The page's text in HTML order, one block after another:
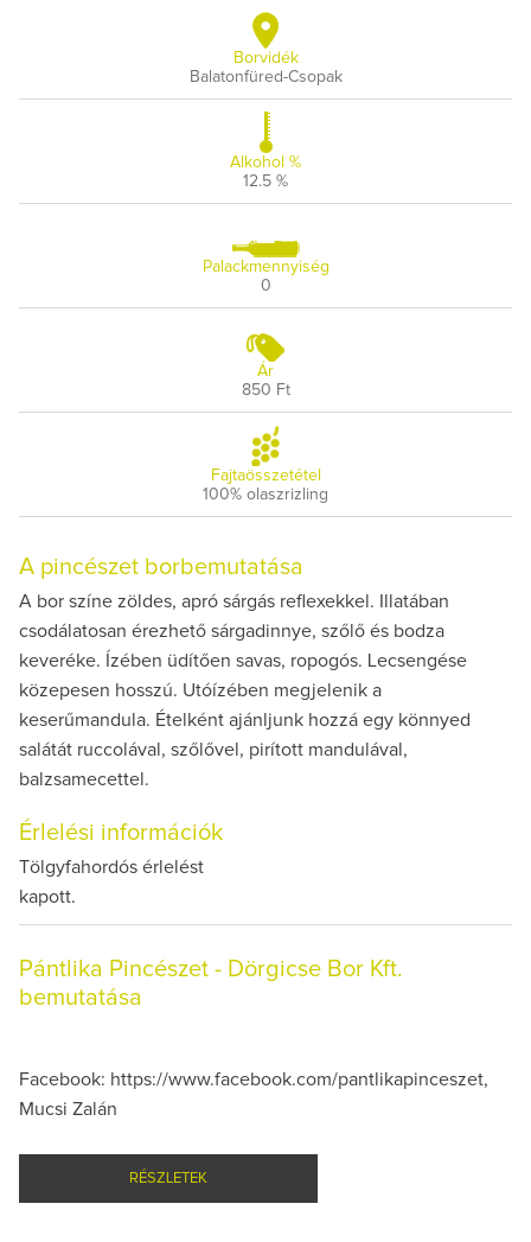
Borvidék
Balatonfüred-Csopak
Alkohol %
12.5 %
Palackmennyiség
0
Ár
850 Ft
Fajtaösszetétel
100% olaszrizling
A pincészet borbemutatása
A bor színe zöldes, apró sárgás reflexekkel. Illatában
csodálatosan érezhető sárgadinnye, szőlő és bodza
keveréke. Ízében üdítően savas, ropogós. Lecsengése
közepesen hosszú. Utóízében megjelenik a
keserűmandula. Ételként ajánljunk hozzá egy könnyed
salátát ruccolával, szőlővel, pirított mandulával,
balzsamecettel.
Érlelési információk
Tölgyfahordós érlelést
kapott.
Pántlika Pincészet - Dörgicse Bor Kft.
bemutatása
Facebook: https://www.facebook.com/pantlikapinceszet,
Mucsi Zalán
RÉSZLETEK